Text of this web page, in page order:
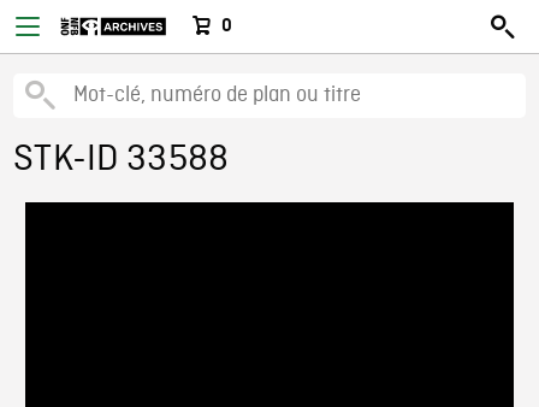
0
STK-ID 33588